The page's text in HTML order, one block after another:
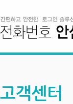
고객센터